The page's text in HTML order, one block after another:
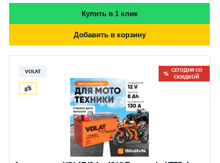
Купить в 1 клик
Добавить в корзину
VOLAT
СЕГОДНЯ СО
СКИДКОЙ